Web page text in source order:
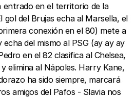
entrado en el territorio de la
gol del Brujas echa al Marsella, el
conexión en el 80) mete a
del mismo al PSG (ay ay ay
en el 82 clasifica al Chelsea,
elimina al Nápoles. Harry Kane,
ha sido siempre, marcará
amigos del Pafos - Slavia nos